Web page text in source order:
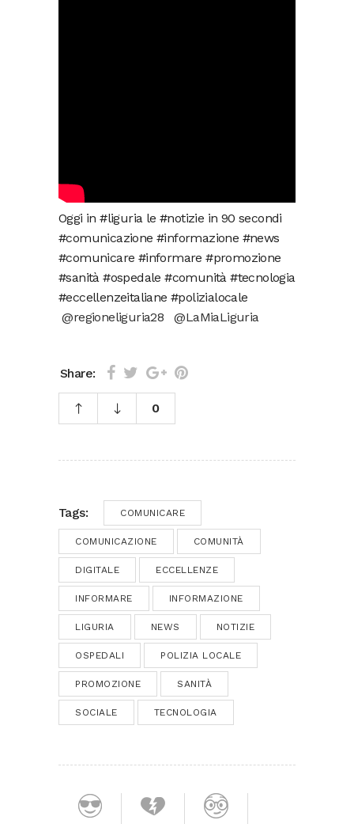
Oggi in #liguria le #notizie in 90 secondi
#comunicazione #informazione #news
#comunicare #informare #promozione
#sanità #ospedale #comunità #tecnologia
#eccellenzeitaliane #polizialocale
@regioneliguria28
@LaMiaLiguria
Share:
0
Tags: COMUNICARE
COMUNICAZIONE COMUNITÀ
DIGITALE ECCELLENZE
INFORMARE INFORMAZIONE
LIGURIA NEWS NOTIZIE
OSPEDALI POLIZIA LOCALE
PROMOZIONE SANITÀ
SOCIALE TECNOLOGIA